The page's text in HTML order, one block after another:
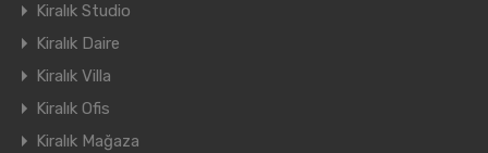
Kiralık Studio
Kiralık Daire
Kiralık Villa
Kiralık Ofis
Kiralık Mağaza